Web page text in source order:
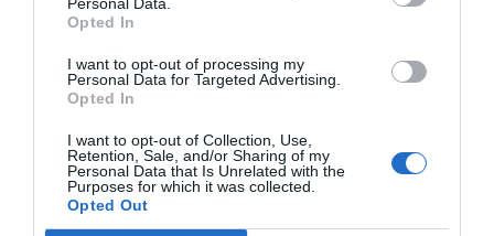
Opted In
I want to opt-out of processing my
Personal Data for Targeted Advertising.
Opted In
I want to opt-out of Collection, Use,
Retention, Sale, and/or Sharing of my
Personal Data that Is Unrelated with the
Purposes for which it was collected.
Opted Out